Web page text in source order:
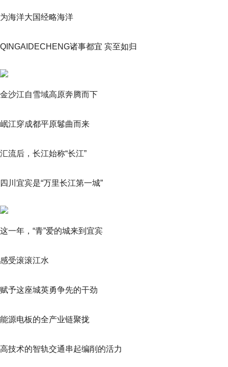
为海洋大国经略海洋
QINGAIDECHENG诸事都宜 宾至如归
金沙江自雪域高原奔腾而下
岷江穿成都平原鬈曲而来
汇流后，长江始称“长江”
四川宜宾是“万里长江第一城”
这一年，“青”爱的城来到宜宾
感受滚滚江水
赋予这座城英勇争先的干劲
能源电板的全产业链聚拢
高技术的智轨交通串起编削的活力